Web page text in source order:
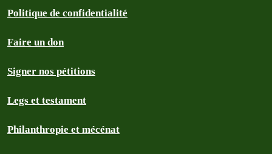
Politique de confidentialité
Faire un don
Signer nos pétitions
Legs et testament
Philanthropie et mécénat